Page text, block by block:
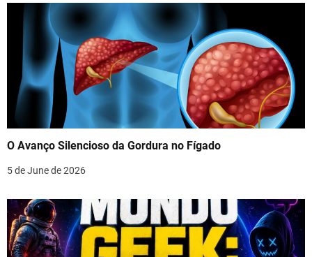
O Avanço Silencioso da Gordura no Fígado
5 de June de 2026